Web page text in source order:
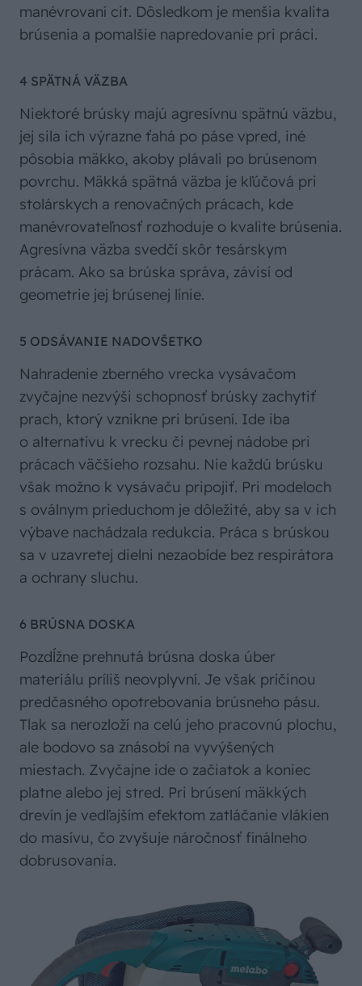
manévrovaní cit. Dôsledkom je menšia kvalita
brúsenia a pomalšie napredovanie pri práci.
4 SPÄTNÁ VÄZBA
Niektoré brúsky majú agresívnu spätnú väzbu,
jej sila ich výrazne ťahá po páse vpred, iné
pôsobia mäkko, akoby plávali po brúsenom
povrchu. Mäkká spätná väzba je kľúčová pri
stolárskych a renovačných prácach, kde
manévrovateľnosť rozhoduje o kvalite brúsenia.
Agresívna väzba svedčí skôr tesárskym
prácam. Ako sa brúska správa, závisí od
geometrie jej brúsenej línie.
5 ODSÁVANIE NADOVŠETKO
Nahradenie zberného vrecka vysávačom
zvyčajne nezvýši schopnosť brúsky zachytiť
prach, ktorý vznikne pri brúsení. Ide iba
o alternatívu k vrecku či pevnej nádobe pri
prácach väčšieho rozsahu. Nie každú brúsku
však možno k vysávaču pripojiť. Pri modeloch
s oválnym prieduchom je dôležité, aby sa v ich
výbave nachádzala redukcia. Práca s brúskou
sa v uzavretej dielni nezaobíde bez respirátora
a ochrany sluchu.
6 BRÚSNA DOSKA
Pozdĺžne prehnutá brúsna doska úber
materiálu príliš neovplyvní. Je však príčinou
predčasného opotrebovania brúsneho pásu.
Tlak sa nerozloží na celú jeho pracovnú plochu,
ale bodovo sa znásobí na vyvýšených
miestach. Zvyčajne ide o začiatok a koniec
platne alebo jej stred. Pri brúsení mäkkých
drevín je vedľajším efektom zatláčanie vlákien
do masívu, čo zvyšuje náročnosť finálneho
dobrusovania.